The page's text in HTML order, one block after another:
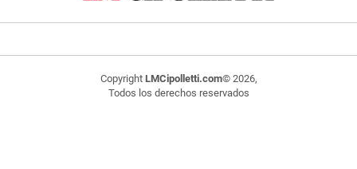
Copyright LMCipolletti.com© 2026,
Todos los derechos reservados